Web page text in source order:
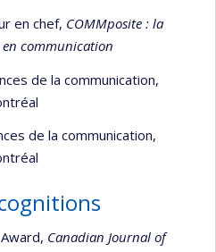
chef, COMMposite : la
en communication
la communication,
la communication,
Canadian Journal of